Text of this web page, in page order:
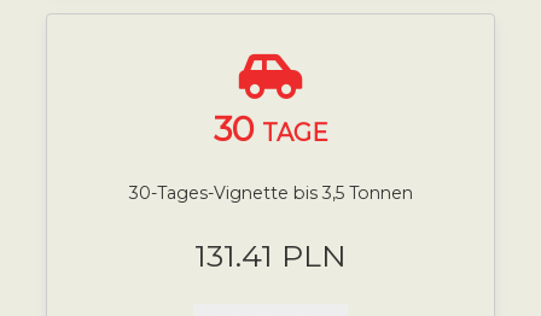
30 TAGE
30-Tages-Vignette bis 3,5 Tonnen
131.41 PLN